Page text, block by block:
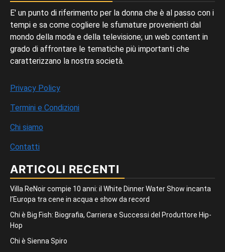
E' un punto di riferimento per la donna che è al passo con i
tempi e sa come cogliere le sfumature provenienti dal
mondo della moda e della televisione; un web content in
grado di affrontare le tematiche più importanti che
caratterizzano la nostra società.
Privacy Policy
Termini e Condizioni
Chi siamo
Contatti
ARTICOLI RECENTI
Villa ReNoir compie 10 anni: il White Dinner Water Show incanta
l’Europa tra cene in acqua e show da record
Chi è Big Fish: Biografia, Carriera e Successi del Produttore Hip-
Hop
Chi è Sienna Spiro